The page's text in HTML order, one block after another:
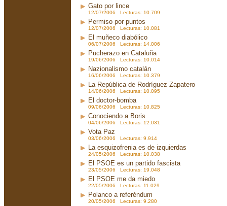
Gato por lince
12/07/2006 Lecturas: 10.709
Permiso por puntos
12/07/2006 Lecturas: 10.081
El muñeco diabólico
06/07/2006 Lecturas: 14.006
Pucherazo en Cataluña
19/06/2006 Lecturas: 10.014
Nazionalismo catalán
16/06/2006 Lecturas: 10.379
La República de Rodríguez Zapatero
14/06/2006 Lecturas: 10.095
El doctor-bomba
09/06/2006 Lecturas: 10.825
Conociendo a Boris
04/06/2006 Lecturas: 12.031
Vota Paz
03/06/2006 Lecturas: 9.914
La esquizofrenia es de izquierdas
24/05/2006 Lecturas: 10.038
El PSOE es un partido fascista
23/05/2006 Lecturas: 19.048
El PSOE me da miedo
22/05/2006 Lecturas: 11.029
Polanco a referéndum
20/05/2006 Lecturas: 9.280